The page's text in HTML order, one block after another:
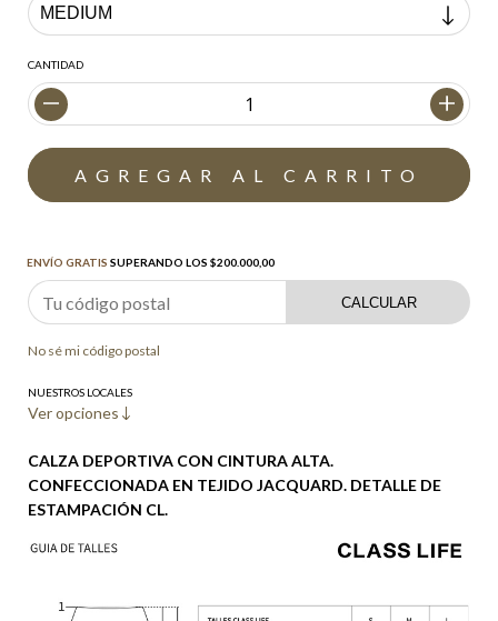
CANTIDAD
ENVÍO GRATIS SUPERANDO LOS $200.000,00
CALCULAR
No sé mi código postal
NUESTROS LOCALES
Ver opciones
CALZA DEPORTIVA CON CINTURA ALTA.
CONFECCIONADA EN TEJIDO JACQUARD. DETALLE DE
ESTAMPACIÓN CL.